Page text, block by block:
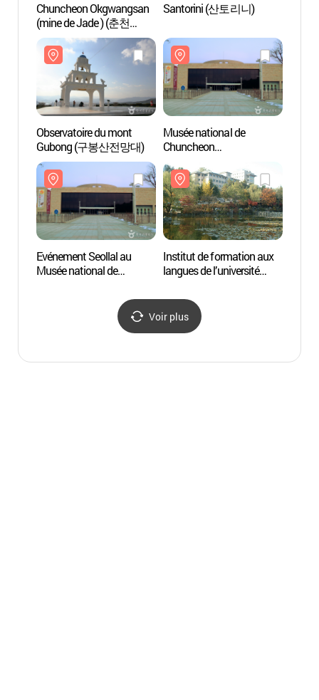
Chuncheon Okgwangsan
(mine de Jade ) (춘천
옥광산)
Santorini (산토리니)
Observatoire du mont
Gubong (구봉산전망대)
Musée national de
Chuncheon
(국립춘천박물관)
Evénement Seollal au
Musée national de
(국립춘천박물관 설맞이
우리 문화 한마당)
Institut de formation aux
langues de l’université
(강원대학교 어학교육원)
Voir plus